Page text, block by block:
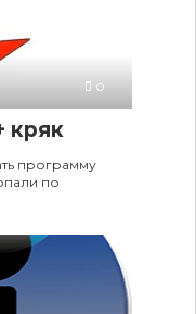
0
кряк
программу
по